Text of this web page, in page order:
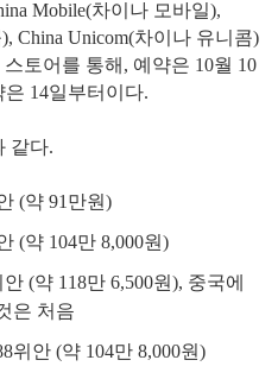
Mobile(차이나 모바일),
China Unicom(차이나 유니콤)
토어를 통해, 예약은 10월 10
14일부터이다.
같다.
(약 91만원)
(약 104만 8,000원)
(약 118만 6,500원), 중국에
은 처음
위안 (약 104만 8,000원)